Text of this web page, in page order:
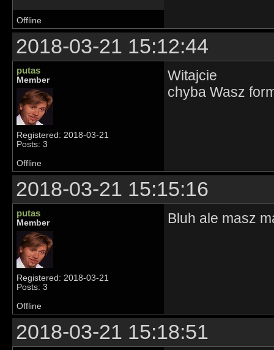
Offline
2018-03-21 15:12:44
putas
Member
Registered: 2018-03-21
Posts: 3
Witajcie
chyba Wasz
Offline
2018-03-21 15:15:16
putas
Member
Registered: 2018-03-21
Posts: 3
Bluh ale masz
Offline
2018-03-21 15:18:51